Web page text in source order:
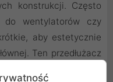
konstrukcji. Często
do wentylatorów czy
aby estetycznie
Ten przedłużacz